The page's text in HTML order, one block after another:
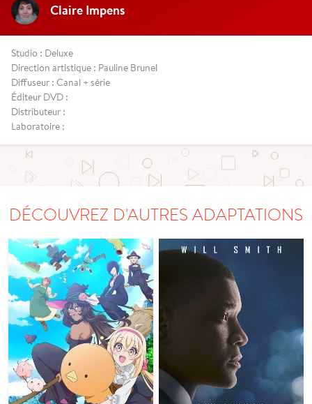
Claire Impens
Studio : Deluxe
Direction artistique : Pauline Brunel
Diffuseur : Canal + série
Éditeur DVD :
Distributeur :
Laboratoire :
DÉCOUVREZ D'AUTRES ADAPTATIONS